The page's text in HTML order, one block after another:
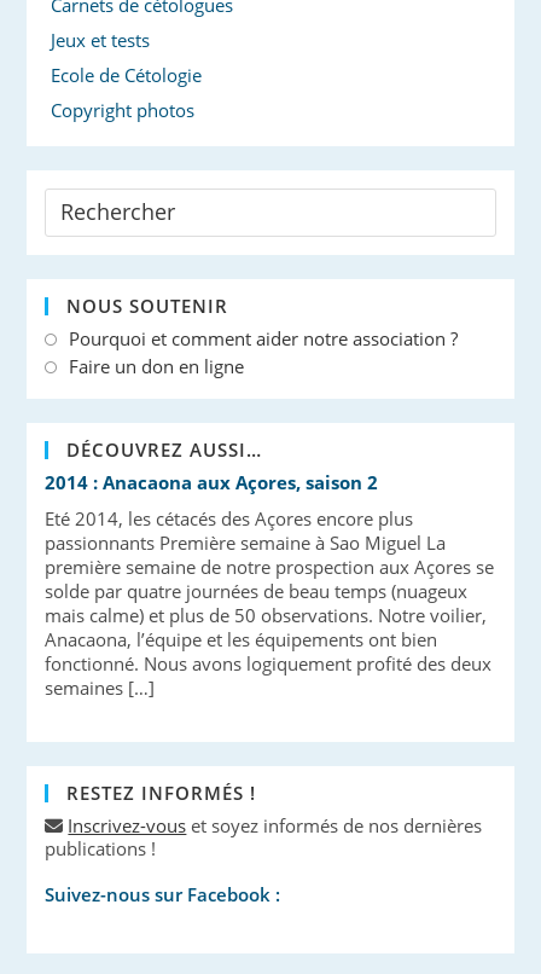
Carnets de cétologues
Jeux et tests
Ecole de Cétologie
Copyright photos
NOUS SOUTENIR
Pourquoi et comment aider notre association ?
Faire un don en ligne
DÉCOUVREZ AUSSI…
2014 : Anacaona aux Açores, saison 2
Eté 2014, les cétacés des Açores encore plus
passionnants Première semaine à Sao Miguel La
première semaine de notre prospection aux Açores se
solde par quatre journées de beau temps (nuageux
mais calme) et plus de 50 observations. Notre voilier,
Anacaona, l’équipe et les équipements ont bien
fonctionné. Nous avons logiquement profité des deux
semaines […]
RESTEZ INFORMÉS !
Inscrivez-vous et soyez informés de nos dernières
publications !
Suivez-nous sur Facebook :